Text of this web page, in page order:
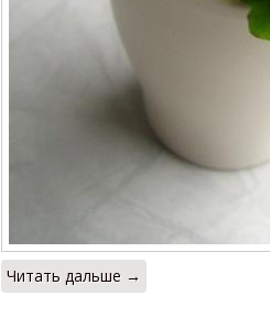
Читать дальше →